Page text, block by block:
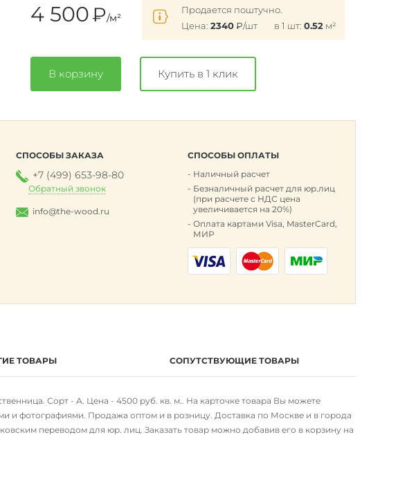
4 500₽/м²
Продается поштучно.
Цена: 2340₽/шт в 1 шт: 0.52 м²
В корзину Купить в 1 клик
СПОСОБЫ ЗАКАЗА
+7 (499) 653-98-80
Обратный звонок
info@the-wood.ru
СПОСОБЫ ОПЛАТЫ
Наличный расчет
Безналичный расчет для юр.лиц
(при расчете с НДС цена
увеличивается на 20%)
Оплата картами Visa, MasterCard,
МИР
Сорт - А. Цена - 4500 руб. кв. м.. На карточке товара Вы можете
и фотографиями. Продажа оптом и в розницу. Доставка по Москве и в города
переводом для юр. лиц. Заказать товар можно добавив его в корзину на
ТОВАРЫ СОПУТСТВУЮЩИЕ ТОВАРЫ